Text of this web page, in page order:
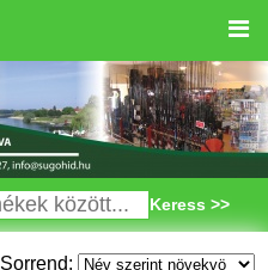
Keress >>
Sorrend: